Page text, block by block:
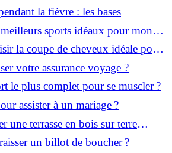
la fièvre : les bases
sports idéaux pour mon
la coupe de cheveux idéale pour
votre assurance voyage ?
le plus complet pour se muscler ?
assister à un mariage ?
une terrasse en bois sur terre
un billot de boucher ?